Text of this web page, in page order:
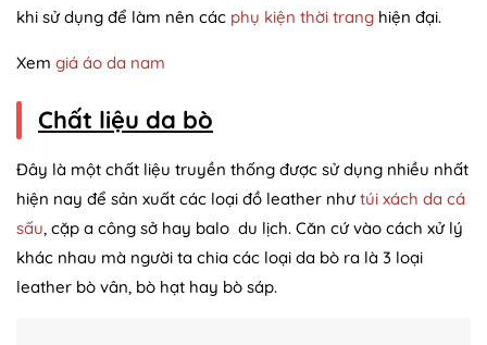
khi sử dụng để làm nên các phụ kiện thời trang hiện đại.
Xem giá áo da nam
Chất liệu da bò
Đây là một chất liệu truyền thống được sử dụng nhiều nhất
hiện nay để sản xuất các loại đồ leather nhưtúi xách da cá
sấu, cặp a công sở hay balo du lịch. Căn cứ vào cách xử lý
khác nhau mà người ta chia các loại da bò ra là 3 loại
leather bò vân, bò hạt hay bò sáp.